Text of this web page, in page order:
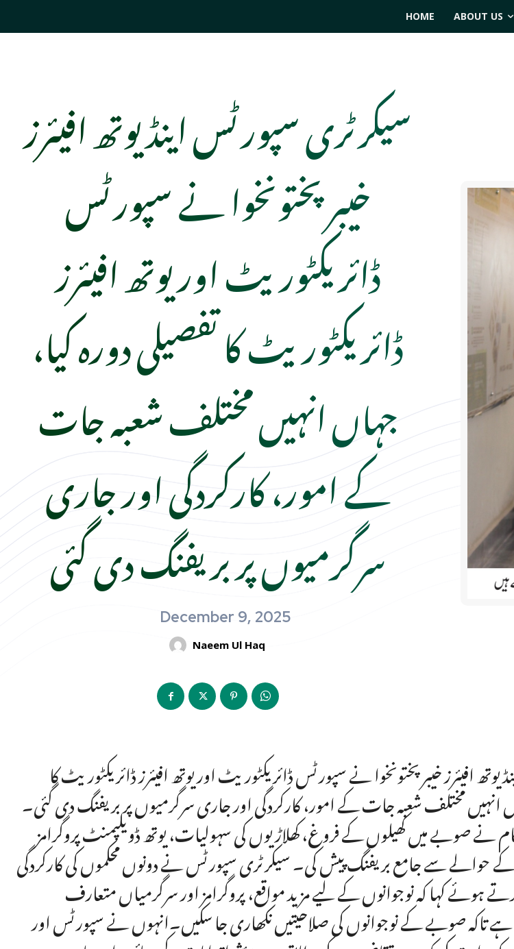
HOME ABOUT US
سیکرٹری سپورٹس اینڈ یوتھ افیئرز
خیبر پختونخوا نے سپورٹس
ڈائریکٹوریٹ اور یوتھ افیئرز
ڈائریکٹوریٹ کا تفصیلی دورہ کیا،
جہاں انہیں مختلف شعبہ جات
کے امور، کارکردگی اور جاری
سرگرمیوں پر بریفنگ دی گئی
December 9, 2025
Naeem Ul Haq
افیئرز خیبر پختونخوا نے سپورٹس ڈائریکٹوریٹ اور یوتھ افیئرز ڈائریکٹوریٹ کا
انہیں مختلف شعبہ جات کے امور، کارکردگی اور جاری سرگرمیوں پر بریفنگ دی گئی۔
نے صوبے میں کھیلوں کے فروغ، کھلاڑیوں کی سہولیات، یوتھ ڈویلپمنٹ پروگرامز
حوالے سے جامع بریفنگ پیش کی۔ سیکرٹری سپورٹس نے دونوں محکموں کی کارکردگی
ہوئے کہا کہ نوجوانوں کے لیے مزید مواقع، پروگرامز اور سرگرمیاں متعارف
تاکہ صوبے کے نوجوانوں کی صلاحیتیں نکھاری جا سکیں۔انہوں نے سپورٹس اور